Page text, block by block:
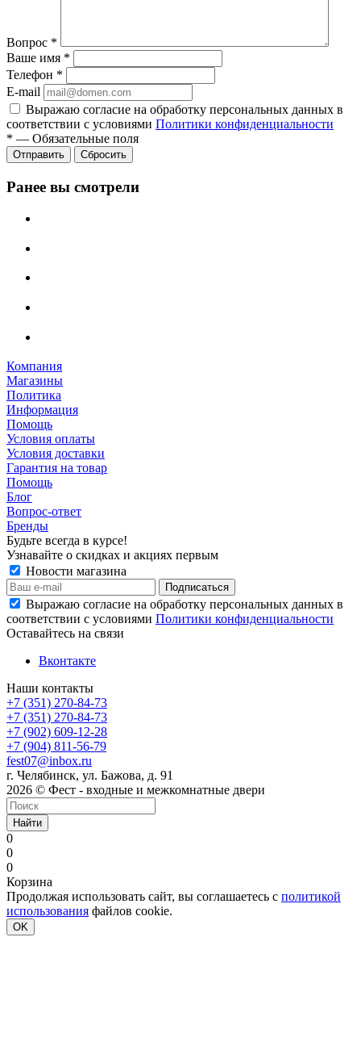
Вопрос *
Ваше имя *
Телефон *
E-mail
Выражаю согласие на обработку персональных данных в
соответствии с условиями Политики конфиденциальности
* — Обязательные поля
Отправить Сбросить
Ранее вы смотрели
Компания
Магазины
Политика
Информация
Помощь
Условия оплаты
Условия доставки
Гарантия на товар
Помощь
Блог
Вопрос-ответ
Бренды
Будьте всегда в курсе!
Узнавайте о скидках и акциях первым
Новости магазина
Выражаю согласие на обработку персональных данных в
соответствии с условиями Политики конфиденциальности
Оставайтесь на связи
Вконтакте
Наши контакты
+7 (351) 270-84-73
+7 (351) 270-84-73
+7 (902) 609-12-28
+7 (904) 811-56-79
fest07@inbox.ru
г. Челябинск, ул. Бажова, д. 91
2026 © Фест - входные и межкомнатные двери
Найти
0
0
0
Корзина
Продолжая использовать сайт, вы соглашаетесь с политикой
использования файлов cookie.
OK